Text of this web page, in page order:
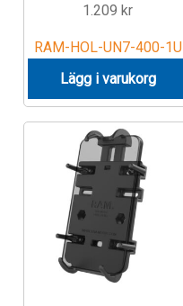
Tablet
Mounts with Holder
Holders
Monitor
1.209 kr
RAM-HOL-UN7-400-1U
Lägg i varukorg